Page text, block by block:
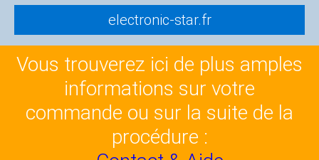
electronic-star.fr
Vous trouverez ici de plus amples
informations sur votre
commande ou sur la suite de la
procédure :